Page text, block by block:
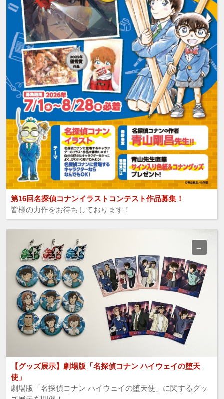
第16回名探偵コナンイラストコンテスト作品募集！
皆様の力作をお待ちしております！
【グッズ展示】劇場版「名探偵コナン ハイウェイの堕天
使」
劇場版「名探偵コナン ハイウェイの堕天使」に関するグッ